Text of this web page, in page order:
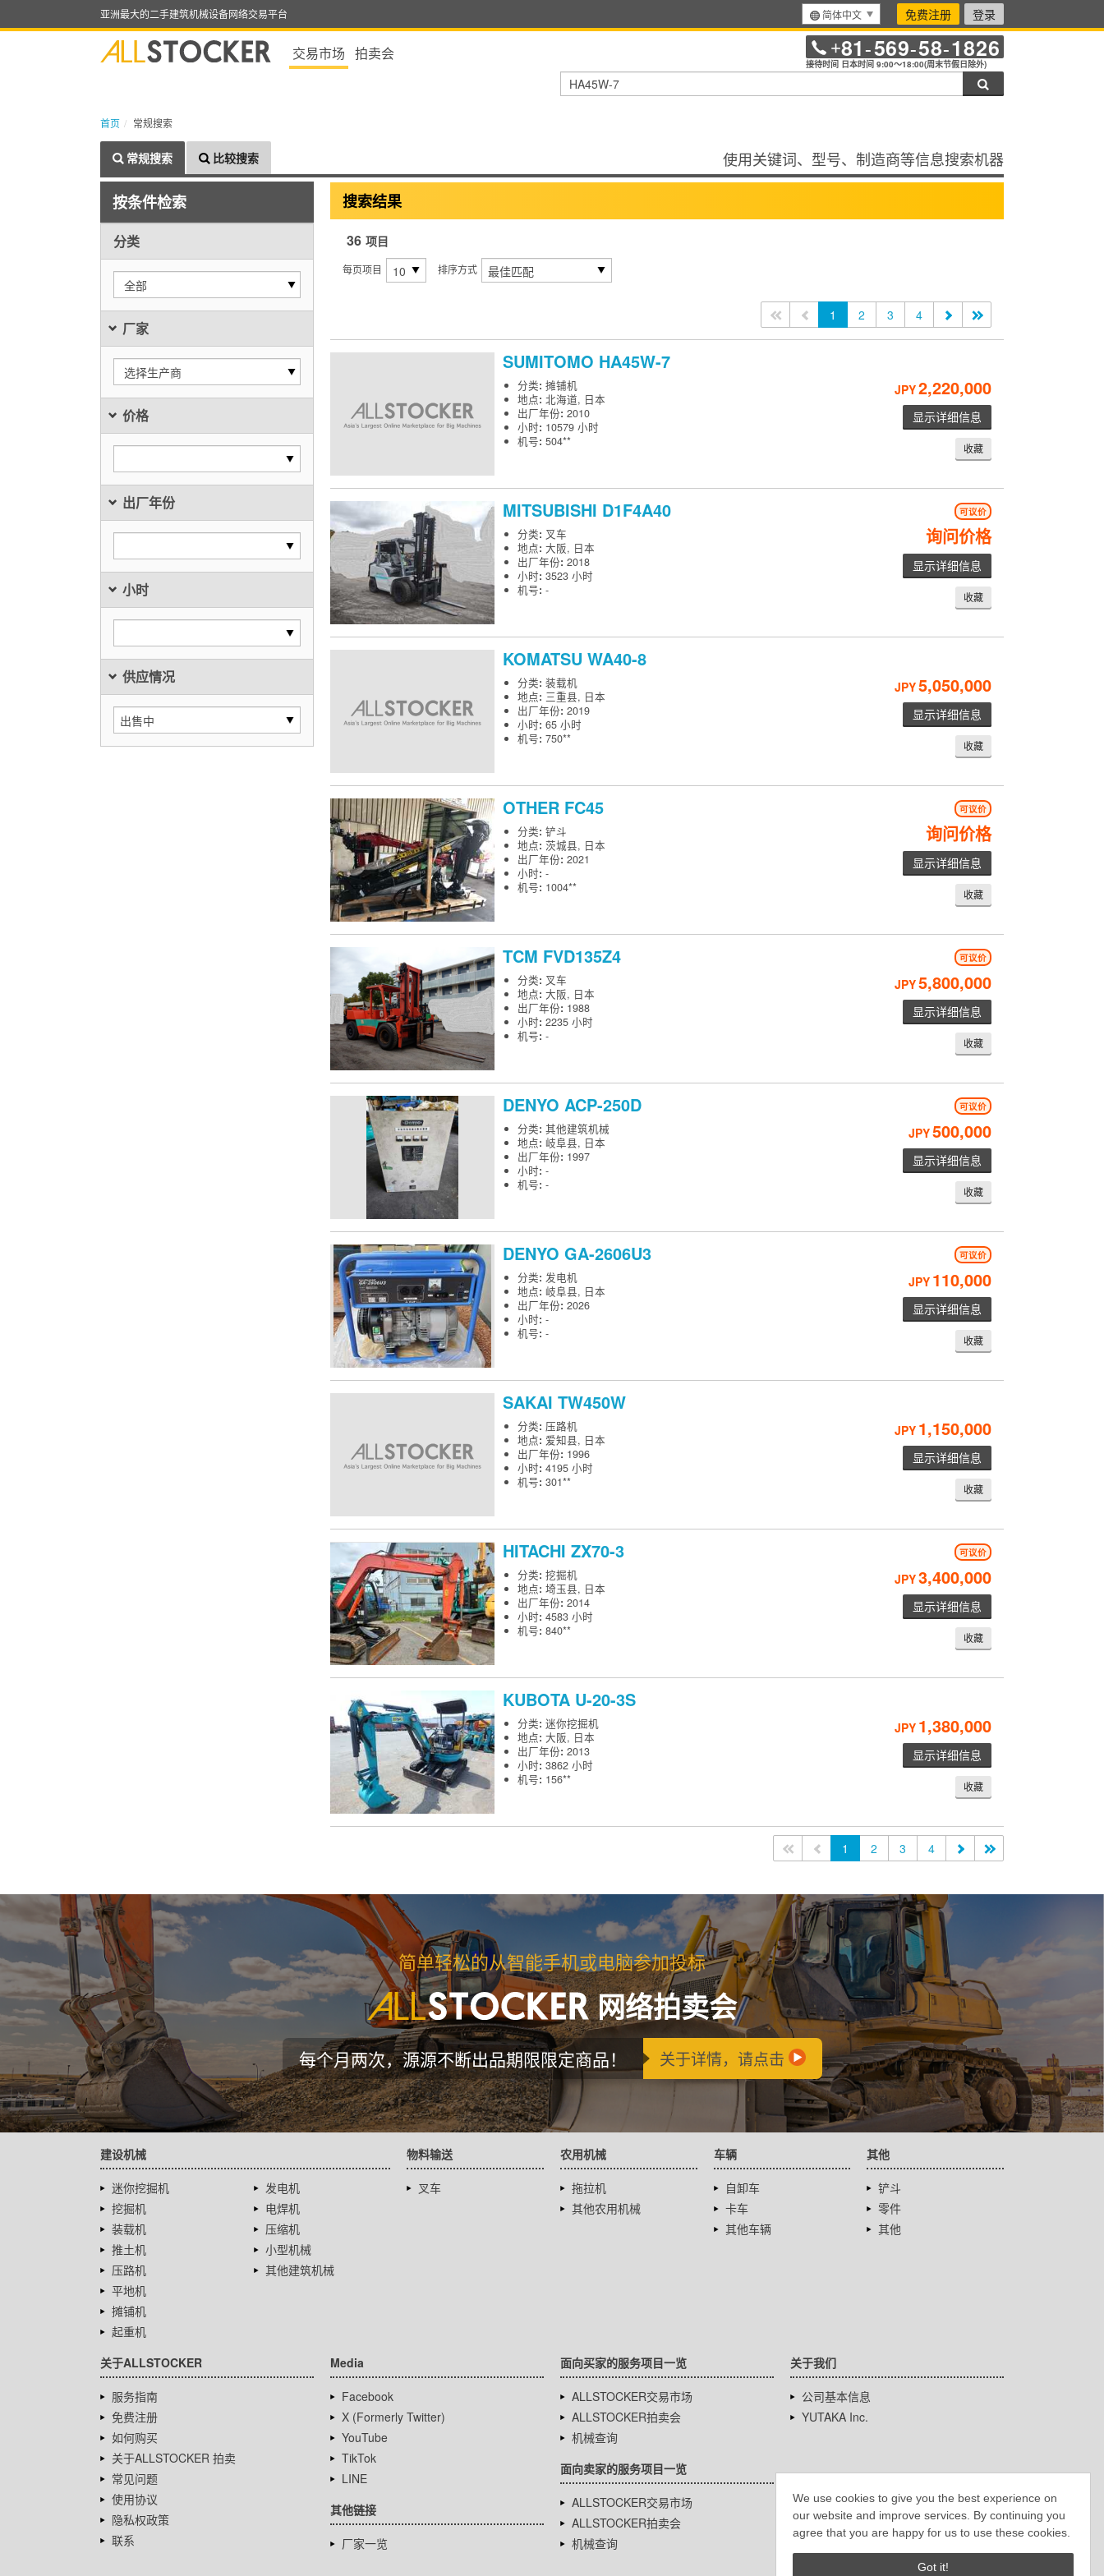
We use cookies to give you the best experience on
our website and improve services. By continuing you
agree that you are happy for us to use these cookies.
Got it!
亚洲最大的二手建筑机械设备网络交易平台 简体中文 免费注册 登录
交易市场 拍卖会 +81-569-58-1826
接待时间 日本时间 9:00～18:00(周末节假日除外)
首页 常规搜索
常规搜索 比较搜索 使用关键词、型号、制造商等信息搜索机器
按条件检索
分类
全部
厂家
选择生产商
价格
出厂年份
小时
供应情况
搜索结果
36 项目
每页项目 排序方式
<< 1 2 3 4
SUMITOMO HA45W-7
分类: 摊铺机
地点: 北海道, 日本
出厂年份: 2010
小时: 10579 小时
机号: 504**
JPY2,220,000
显示详细信息
收藏
MITSUBISHI D1F4A40 可议价
分类: 叉车
地点: 大阪, 日本
出厂年份: 2018
小时: 3523 小时
机号: -
询问价格
显示详细信息
收藏
KOMATSU WA40-8
分类: 装载机
地点: 三重县, 日本
出厂年份: 2019
小时: 65 小时
机号: 750**
JPY5,050,000
显示详细信息
收藏
OTHER FC45 可议价
分类: 铲斗
地点: 茨城县, 日本
出厂年份: 2021
小时: -
机号: 1004**
询问价格
显示详细信息
收藏
TCM FVD135Z4 可议价
分类: 叉车
地点: 大阪, 日本
出厂年份: 1988
小时: 2235 小时
机号: -
JPY5,800,000
显示详细信息
收藏
DENYO ACP-250D 可议价
分类: 其他建筑机械
地点: 岐阜县, 日本
出厂年份: 1997
小时: -
机号: -
JPY500,000
显示详细信息
收藏
DENYO GA-2606U3 可议价
分类: 发电机
地点: 岐阜县, 日本
出厂年份: 2026
小时: -
机号: -
JPY 110,000
显示详细信息
收藏
SAKAI TW450W
分类: 压路机
地点: 爱知县, 日本
出厂年份: 1996
小时: 4195 小时
机号: 301**
JPY 1,150,000
显示详细信息
收藏
HITACHI ZX70-3 可议价
分类: 挖掘机
地点: 埼玉县, 日本
出厂年份: 2014
小时: 4583 小时
机号: 840**
JPY3,400,000
显示详细信息
收藏
KUBOTA U-20-3S
分类: 迷你挖掘机
地点: 大阪, 日本
出厂年份: 2013
小时: 3862 小时
机号: 156**
JPY 1,380,000
显示详细信息
收藏
<< 1 2 3 4
简单轻松的从智能手机或电脑参加投标
网络拍卖会
每个月两次，源源不断出品期限限定商品！ 关于详情，请点击
建设机械
迷你挖掘机
挖掘机
装载机
推土机
压路机
平地机
摊铺机
起重机
发电机
电焊机
压缩机
小型机械
其他建筑机械
物料输送
叉车
农用机械
拖拉机
其他农用机械
车辆
自卸车
卡车
其他车辆
其他
铲斗
零件
其他
关于ALLSTOCKER
服务指南
免费注册
如何购买
关于ALLSTOCKER 拍卖
常见问题
使用协议
隐私权政策
联系
Media
Facebook
X (Formerly Twitter)
YouTube
TikTok
LINE
其他链接
厂家一览
面向买家的服务项目一览
ALLSTOCKER交易市场
ALLSTOCKER拍卖会
机械查询
面向卖家的服务项目一览
ALLSTOCKER交易市场
ALLSTOCKER拍卖会
机械查询
关于我们
公司基本信息
YUTAKA Inc.